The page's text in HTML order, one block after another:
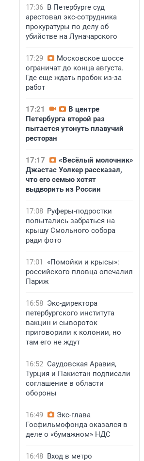
17:36 В Петербурге суд
арестовал экс-сотрудника
прокуратуры по делу об
убийстве на Луначарского
17:29
Московское шоссе
ограничат до конца августа.
Где еще ждать пробок из-за
работ
17:21
В центре
Петербурга второй раз
пытается утонуть плавучий
ресторан
17:17
«Весёлый молочник»
Джастас Уолкер рассказал,
что его семью хотят
выдворить из России
17:08 Руферы-подростки
попытались забраться на
крышу Смольного собора
ради фото
17:01
«Помойки и крысы»:
российского пловца опечалил
Париж
16:58 Экс-директора
петербургского института
вакцин и сывороток
приговорили к колонии, но
там его не ждут
16:52 Саудовская Аравия,
Турция и Пакистан подписали
соглашение в области
обороны
16:49
Экс-глава
Госфильмофонда оказался в
деле о «бумажном» НДС
16:48 Вход в метро